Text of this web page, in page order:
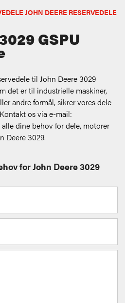
JOHN DEERE RESERVEDELE
GSPU
til John Deere 3029
det er til industrielle maskiner,
andre formål, sikrer vores dele
os via e-mail:
alle dine behov for dele, motorer
Deere 3029.
for John Deere 3029